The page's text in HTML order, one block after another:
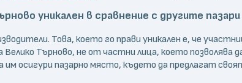
уникален в сравнение с другите пазари
Това, което го прави уникален е, че
Търново, не от частни лица, което
осигури пазарно място, където да предлагат